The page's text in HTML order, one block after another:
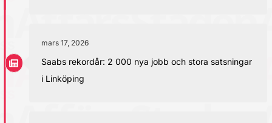
mars 17, 2026
Saabs rekordår: 2 000 nya jobb och stora satsningar
i Linköping